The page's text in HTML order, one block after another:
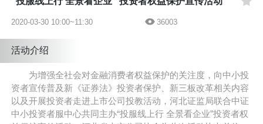
2020-03-30 10:00~11:30 36003
活动介绍
为增强全社会对金融消费者权益保护的关注度，向中小投
资者宣传普及新《证券法》投资者保护、新三板改革相关内容
以及开展投资者走进上市公司投教活动，河北证监局联合中证
中小投资者服中心共同主办“投服线上行 全景看企业”投资者权